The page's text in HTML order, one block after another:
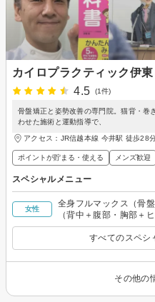
カイロプラクティック伊東
4.5
(1件)
骨盤矯正と姿勢改善の専門院。猫背・巻
わせた施術と運動指導で、
アクセス：JR信越本線 今井駅 徒歩28
ポイントが貯まる・使える メンズ歓迎
スペシャルメニュー
女性
全身フルマックス（骨
（背中＋腹部・胸部＋
すべてのスペシ
その他の